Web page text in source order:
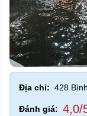
Địa chỉ: 428
Đánh giá: 4,0/